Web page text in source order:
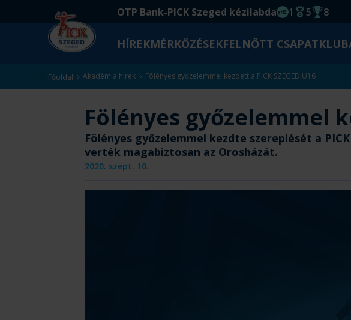
OTP Bank-PICK Szeged kézilabda
EHF
1
Magyar
5 8
HÍREKMÉRKŐZÉSEKFELNŐTT CSAPATKLUB
Főoldal Akadémia hírek Fölényes győzelemmel kezdett a PICK SZEGED U16
Fölényes győzelemmel
Fölényes győzelemmel kezdte szereplését a
verték magabiztosan az Orosházát.
2020. szept. 10.